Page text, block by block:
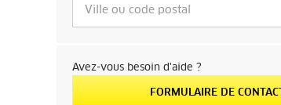
Avez-vous besoin d'aide ?
FORMULAIRE DE CONTACT